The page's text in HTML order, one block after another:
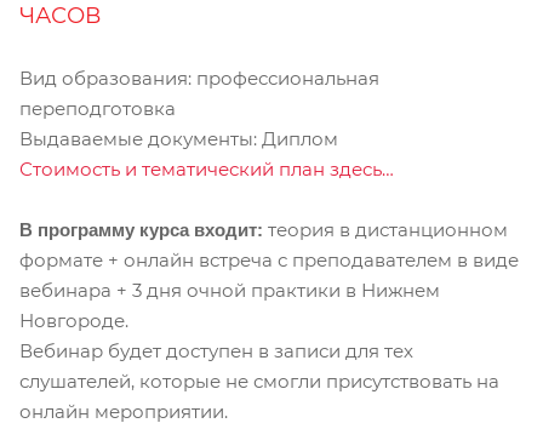
ЧАСОВ
Вид образования: профессиональная
переподготовка
Выдаваемые документы: Диплом
Стоимость и тематический план здесь…
В программу курса входит: теория в дистанционном
формате + онлайн встреча с преподавателем в виде
вебинара + 3 дня очной практики в Нижнем
Новгороде.
Вебинар будет доступен в записи для тех
слушателей, которые не смогли присутствовать на
онлайн мероприятии.